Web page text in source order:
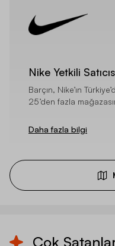
Nike Yetkili
Barçın, Nike’ın
25’den fazla
Daha fazla bilgi
Çok